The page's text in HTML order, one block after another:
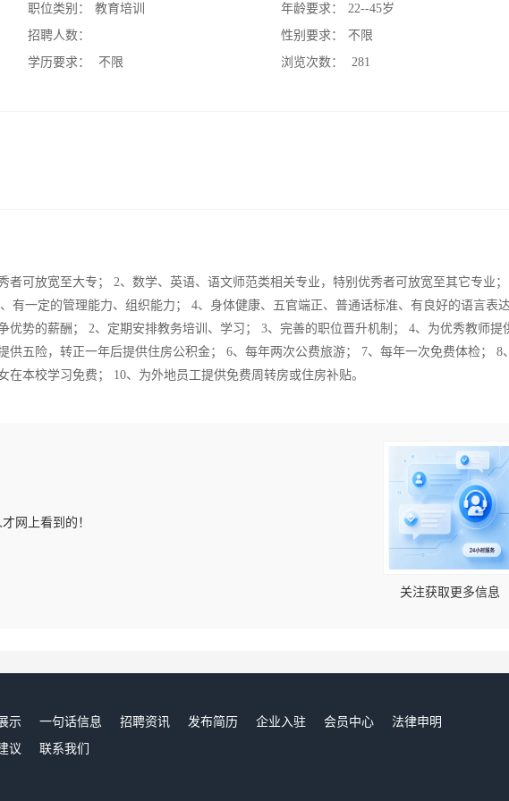
职位类别：
教育培训
招聘人数：
学历要求：
不限
年龄要求：
22--45岁
性别要求：
不限
浏览次数：
281
者可放宽至大专； 2、数学、英语、语文师范类相关专业，特别优秀者可放宽至其它专业；
有一定的管理能力、组织能力； 4、身体健康、五官端正、普通话标准、有良好的语言表
优势的薪酬； 2、定期安排教务培训、学习； 3、完善的职位晋升机制； 4、为优秀教师提
供五险，转正一年后提供住房公积金； 6、每年两次公费旅游； 7、每年一次免费体检； 8
本校学习免费； 10、为外地员工提供免费周转房或住房补贴。
网上看到的！
关注获取更多信息
示 一句话信息 招聘资讯 发布简历 企业入驻 会员中心
法律申明
议 联系我们